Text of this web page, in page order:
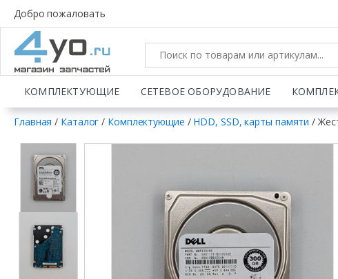
Добро пожаловать
КОМПЛЕКТУЮЩИЕ СЕТЕВОЕ ОБОРУДОВАНИЕ
Главная / Каталог / Комплектующие / HDD, SSD, карты памяти /